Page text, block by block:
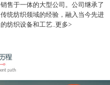
销售于一体的大型公司。公司继承了
传统纺织领域的经验，融入当今先进
的纺织设备和工艺..更多>